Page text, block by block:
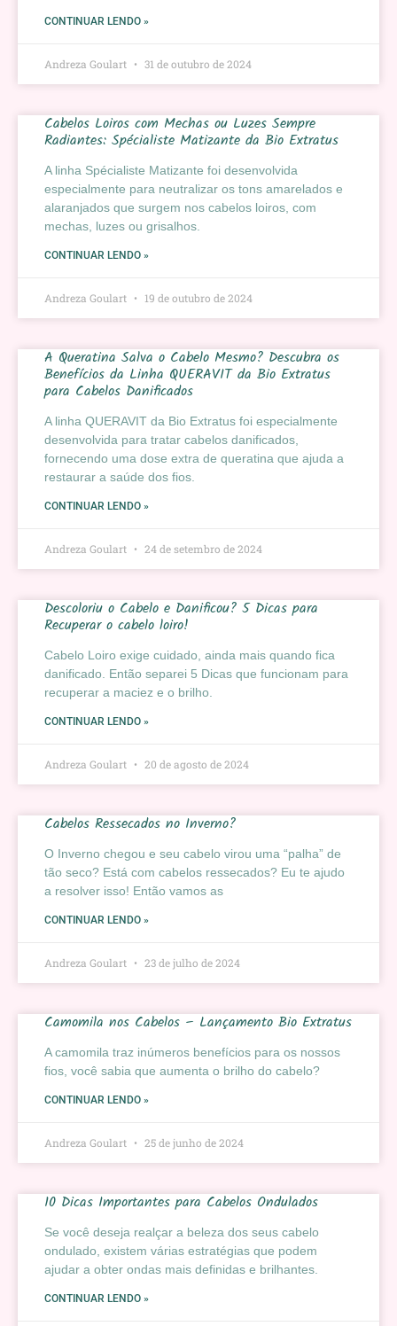
CONTINUAR LENDO »
Andreza Goulart 31 de outubro de 2024
Cabelos Loiros com Mechas ou Luzes Sempre
Radiantes: Spécialiste Matizante da Bio Extratus
A linha Spécialiste Matizante foi desenvolvida
especialmente para neutralizar os tons amarelados e
alaranjados que surgem nos cabelos loiros, com
mechas, luzes ou grisalhos.
CONTINUAR LENDO »
Andreza Goulart 19 de outubro de 2024
A Queratina Salva o Cabelo Mesmo? Descubra os
Benefícios da Linha QUERAVIT da Bio Extratus
para Cabelos Danificados
A linha QUERAVIT da Bio Extratus foi especialmente
desenvolvida para tratar cabelos danificados,
fornecendo uma dose extra de queratina que ajuda a
restaurar a saúde dos fios.
CONTINUAR LENDO »
Andreza Goulart 24 de setembro de 2024
Descoloriu o Cabelo e Danificou? 5 Dicas para
Recuperar o cabelo loiro!
Cabelo Loiro exige cuidado, ainda mais quando fica
danificado. Então separei 5 Dicas que funcionam para
recuperar a maciez e o brilho.
CONTINUAR LENDO »
Andreza Goulart 20 de agosto de 2024
Cabelos Ressecados no Inverno?
O Inverno chegou e seu cabelo virou uma “palha” de
tão seco? Está com cabelos ressecados? Eu te ajudo
a resolver isso! Então vamos as
CONTINUAR LENDO »
Andreza Goulart 23 de julho de 2024
Camomila nos Cabelos – Lançamento Bio Extratus
A camomila traz inúmeros benefícios para os nossos
fios, você sabia que aumenta o brilho do cabelo?
CONTINUAR LENDO »
Andreza Goulart 25 de junho de 2024
10 Dicas Importantes para Cabelos Ondulados
Se você deseja realçar a beleza dos seus cabelo
ondulado, existem várias estratégias que podem
ajudar a obter ondas mais definidas e brilhantes.
CONTINUAR LENDO »